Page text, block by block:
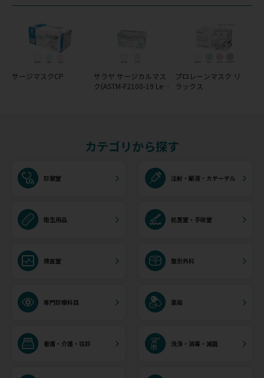
サージマスクCP
サラヤ サージカルマス
ク(ASTM-F2100-19 Leve
プロレーンマスク リ
ラックス
カテゴリから探す
診察室 注射・輸液・カテーテル
衛生用品 処置室・手術室
検査室 整形外科
専門診療科目 薬局
看護・介護・往診 洗浄・消毒・滅菌